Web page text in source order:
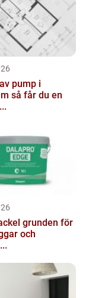
pump i
en
för
och